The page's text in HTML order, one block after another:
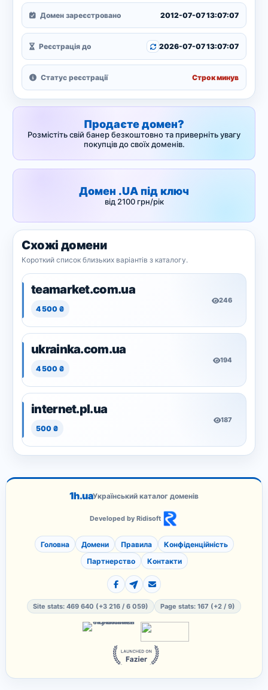
Домен зареєстровано 2012-07-07 13:07:07
Реєстрація до 2026-07-07 13:07:07
Статус реєстрації Строк минув
Продаєте домен?
Розмістіть свій банер безкоштовно та приверніть увагу
покупців до своїх доменів.
Домен .UA під ключ
від 2100 грн/рік
Схожі домени
Короткий список близьких варіантів з каталогу.
teamarket.com.ua
4 500 ₴
246
ukrainka.com.ua
4 500 ₴
194
internet.pl.ua
500 ₴
187
1h.uaУкраїнський каталог доменів
Developed by Ridisoft
Головна Домени Правила
Конфіденційність
Партнерство
Контакти
Site stats: 469 640 (+3 216 / 6 059) Page stats: 167 (+2 / 9)